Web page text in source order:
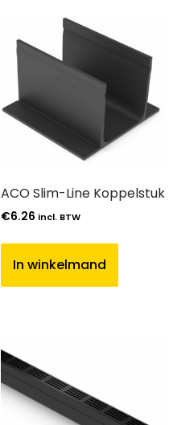
ACO Slim-Line Koppelstuk
€6.26 incl. BTW
In winkelmand